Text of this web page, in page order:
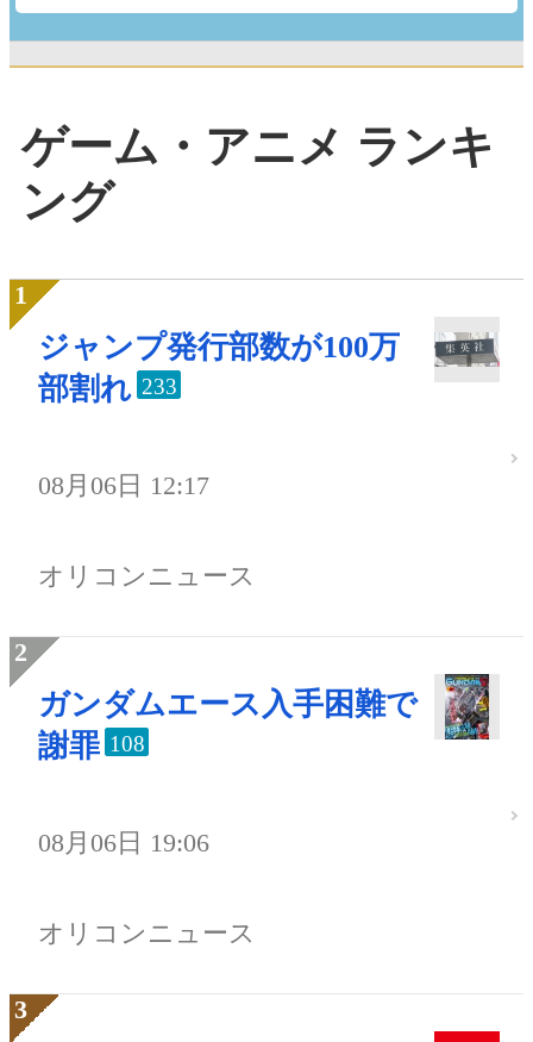
ゲーム・アニメ ランキ
ング
ジャンプ発行部数が100万
部割れ 233
08月06日 12:17
オリコンニュース
ガンダムエース入手困難で
謝罪 108
08月06日 19:06
オリコンニュース